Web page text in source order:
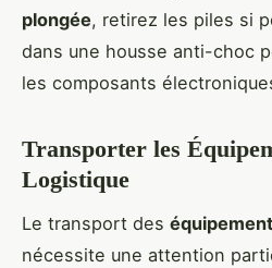
plongée, retirez les piles si
dans une housse anti-choc
les composants
Transporter les
Logistique
Le transport des
nécessite une attention